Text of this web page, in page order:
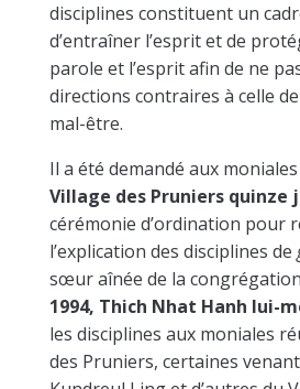
disciplines constituent un
d’entraîner l’esprit et de
parole et l’esprit afin de ne
directions contraires à celle
mal-être.
Il a été demandé aux moniales
Village des Pruniers quinze
cérémonie d’ordination pour
l’explication des disciplines de
sœur aînée de la
1994, Thich Nhat Hanh lui-
les disciplines aux moniales
des Pruniers, certaines